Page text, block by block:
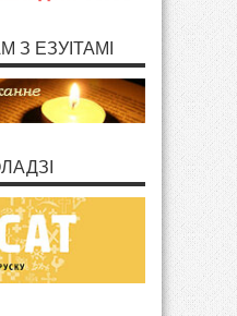
ЕЗУІТАМІ